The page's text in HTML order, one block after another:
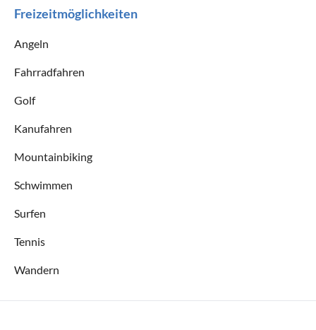
Freizeitmöglichkeiten
Angeln
Fahrradfahren
Golf
Kanufahren
Mountainbiking
Schwimmen
Surfen
Tennis
Wandern